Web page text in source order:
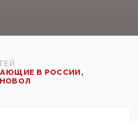
В РОССИИ,